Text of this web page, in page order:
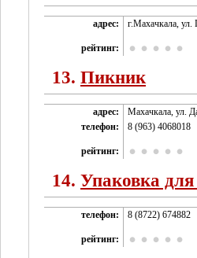
адрес: г.Махачкала,
рейтинг:
13. Пикник
адрес:
Махачкала, ул.
телефон:
8 (963) 4068018
рейтинг:
14. Упаковка
телефон: 8 (8722) 674882
рейтинг: